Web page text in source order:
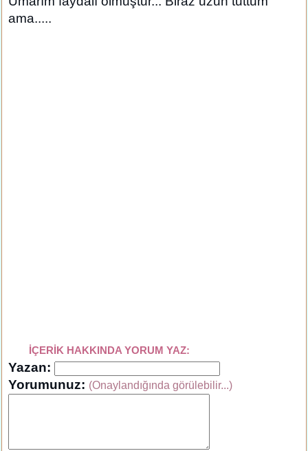
ama.....
İÇERİK HAKKINDA YORUM YAZ:
Yazan:
Yorumunuz: (Onaylandığında görülebilir...)